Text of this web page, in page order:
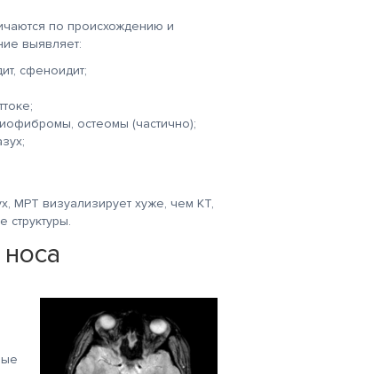
по происхождению и
выявляет:
сфеноидит;
остеомы (частично);
МРТ визуализирует хуже, чем КТ,
структуры.